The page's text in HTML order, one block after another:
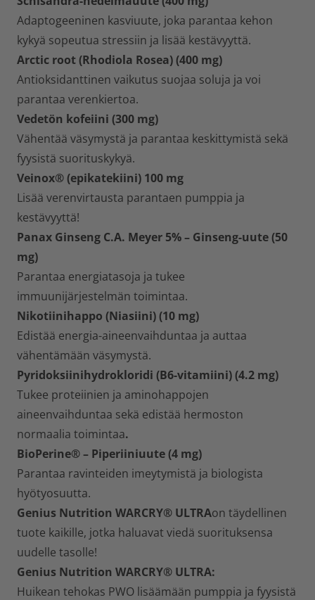
Adaptogeeninen kasviuute, joka parantaa kehon
kykyä sopeutua stressiin ja lisää kestävyyttä.
Arctic root (Rhodiola Rosea) (400 mg)
Antioksidanttinen vaikutus suojaa soluja ja voi
parantaa verenkiertoa.
Vedetön kofeiini (300 mg)
Vähentää väsymystä ja parantaa keskittymistä sekä
fyysistä suorituskykyä.
Veinox® (epikatekiini) 100 mg
Lisää verenvirtausta parantaen pumppia ja
kestävyyttä!
Panax Ginseng C.A. Meyer 5% – Ginseng-uute (50
mg)
Parantaa energiatasoja ja tukee
immuunijärjestelmän toimintaa.
Nikotiinihappo (Niasiini) (10 mg)
Edistää energia-aineenvaihduntaa ja auttaa
vähentämään väsymystä.
Pyridoksiinihydrokloridi (B6-vitamiini) (4.2 mg)
Tukee proteiinien ja aminohappojen
aineenvaihduntaa sekä edistää hermoston
normaalia toimintaa.
BioPerine® – Piperiiniuute (4 mg)
Parantaa ravinteiden imeytymistä ja biologista
hyötyosuutta.
Genius Nutrition WARCRY® ULTRAon täydellinen
tuote kaikille, jotka haluavat viedä suorituksensa
uudelle tasolle!
Genius Nutrition WARCRY® ULTRA:
Huikean tehokas PWO lisäämään pumppia ja fyysistä